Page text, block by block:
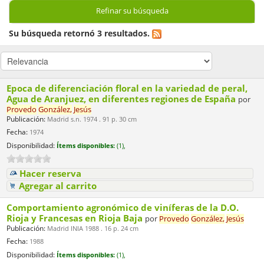
Refinar su búsqueda
Su búsqueda retornó 3 resultados.
Epoca de diferenciación floral en la variedad de peral,
Agua de Aranjuez, en diferentes regiones de España por
Provedo González, Jesús
Publicación: Madrid s.n. 1974 . 91 p. 30 cm
Fecha: 1974
Disponibilidad: Ítems disponibles: (1),
Hacer reserva
Agregar al carrito
Comportamiento agronómico de viníferas de la D.O.
Rioja y Francesas en Rioja Baja por Provedo González, Jesús
Publicación: Madrid INIA 1988 . 16 p. 24 cm
Fecha: 1988
Disponibilidad: Ítems disponibles: (1),